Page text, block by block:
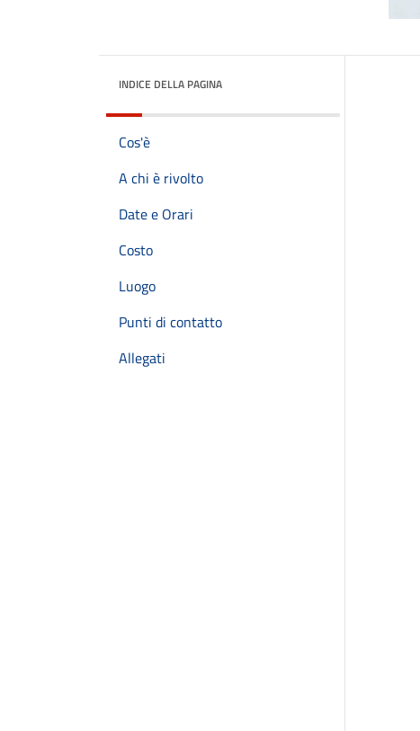
INDICE DELLA PAGINA
Cos'è
A chi è rivolto
Date e Orari
Costo
Luogo
Punti di contatto
Allegati